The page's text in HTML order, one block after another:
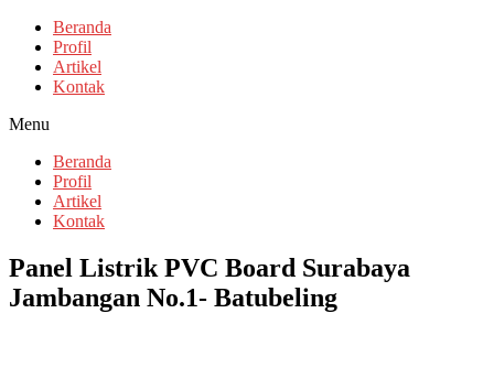
Beranda
Profil
Artikel
Kontak
Menu
Beranda
Profil
Artikel
Kontak
Panel Listrik PVC Board Surabaya
Jambangan No.1- Batubeling